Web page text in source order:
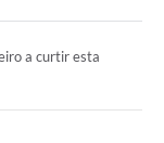
a curtir esta